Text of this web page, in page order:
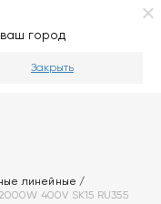
город
Закрыть
линейные
400V SK15 RU355